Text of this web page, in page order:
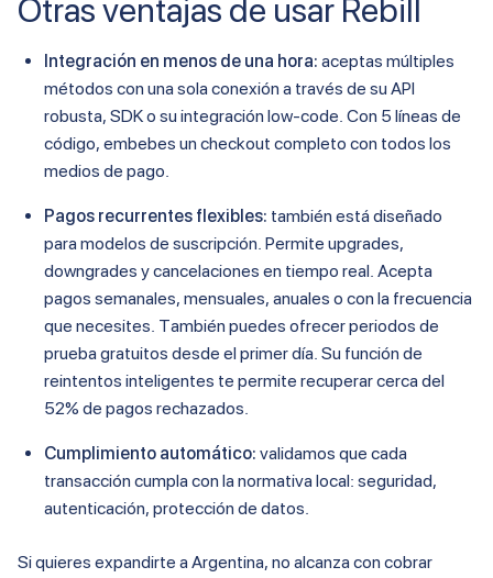
Otras ventajas de usar Rebill
Integración en menos de una hora: aceptas múltiples
métodos con una sola conexión a través de su API
robusta, SDK o su integración low-code. Con 5 líneas de
código, embebes un checkout completo con todos los
medios de pago.
Pagos recurrentes flexibles: también está diseñado
para modelos de suscripción. Permite upgrades,
downgrades y cancelaciones en tiempo real. Acepta
pagos semanales, mensuales, anuales o con la frecuencia
que necesites. También puedes ofrecer periodos de
prueba gratuitos desde el primer día. Su función de
reintentos inteligentes te permite recuperar cerca del
52% de pagos rechazados.
Cumplimiento automático: validamos que cada
transacción cumpla con la normativa local: seguridad,
autenticación, protección de datos.
Si quieres expandirte a Argentina, no alcanza con cobrar